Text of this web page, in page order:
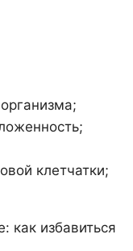
клетчатки;